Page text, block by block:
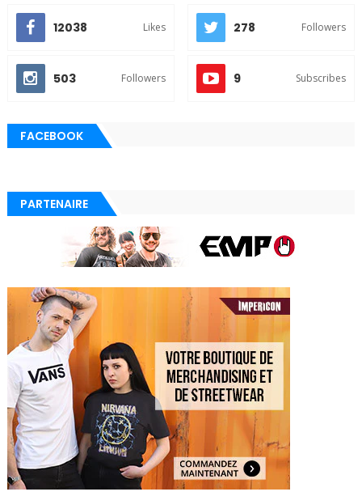
12038 Likes 278 Followers
503 Followers 9 Subscribes
FACEBOOK
PARTENAIRE